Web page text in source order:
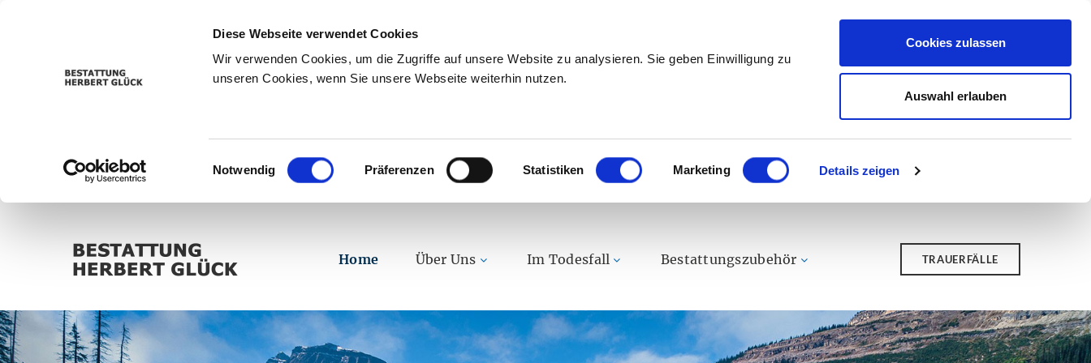
Diese Webseite verwendet Cookies
Wir verwenden Cookies, um die Zugriffe auf unsere Website zu analysieren. Sie geben Einwilligung zu
unseren Cookies, wenn Sie unsere Webseite weiterhin nutzen.
Einwilligungsauswahl
Notwendig Präferenzen Statistiken Marketing Details zeigen
Cookies zulassen
Auswahl erlauben
Home Über Uns Im Todesfall Bestattungszubehör TRAUERFÄLLE